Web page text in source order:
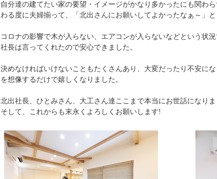
自分達の建てたい家の要望・イメージがかなり多かったにも関わ
わる度に夫婦揃って、「北出さんにお願いしてよかったなぁ～」と
コロナの影響で木が入らない、エアコンが入らないなどという状
社長は言ってくれたので安心できました。
決めなければいけないこともたくさんあり、大変だったり不安に
を想像するだけで嬉しくなりました。
北出社長、ひとみさん、大工さん達ここまで本当にお世話になりま
そして、これからも末永くよろしくお願いします!